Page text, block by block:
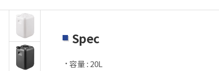
Spec
容量 : 20L